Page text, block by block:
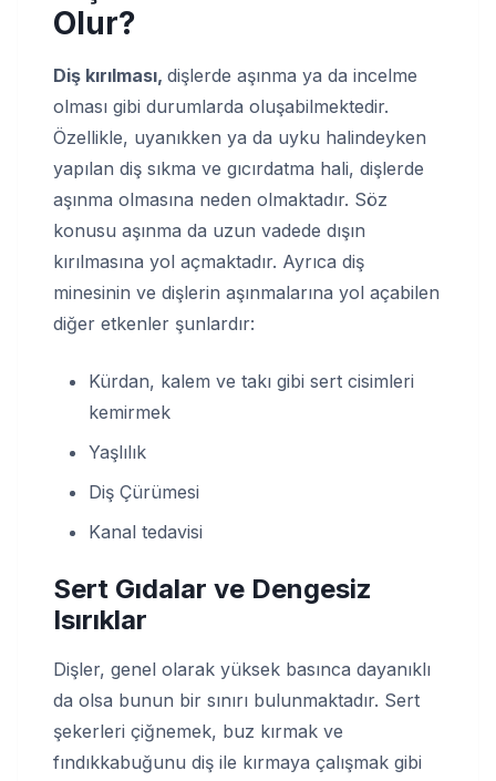
Olur?
Diş kırılması, dişlerde aşınma ya da incelme
olması gibi durumlarda oluşabilmektedir.
Özellikle, uyanıkken ya da uyku halindeyken
yapılan diş sıkma ve gıcırdatma hali, dişlerde
aşınma olmasına neden olmaktadır. Söz
konusu aşınma da uzun vadede dışın
kırılmasına yol açmaktadır. Ayrıca diş
minesinin ve dişlerin aşınmalarına yol açabilen
diğer etkenler şunlardır:
Kürdan, kalem ve takı gibi sert cisimleri
kemirmek
Yaşlılık
Diş Çürümesi
Kanal tedavisi
Sert Gıdalar ve Dengesiz
Isırıklar
Dişler, genel olarak yüksek basınca dayanıklı
da olsa bunun bir sınırı bulunmaktadır. Sert
şekerleri çiğnemek, buz kırmak ve
fındıkkabuğunu diş ile kırmaya çalışmak gibi